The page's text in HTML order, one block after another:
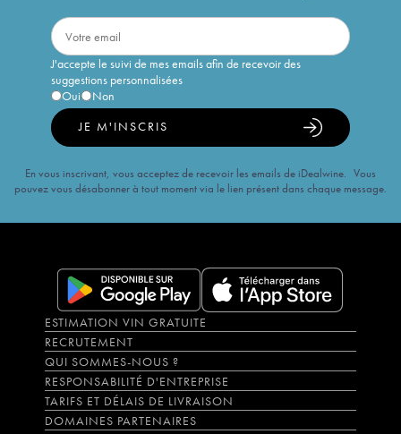
J'accepte le suivi de mes emails afin de recevoir des
suggestions personnalisées
Oui
Non
JE M'INSCRIS
En vous inscrivant, vous acceptez de recevoir les emails de iDealwine. Vous
pouvez vous désabonner à tout moment via le lien présent dans chaque message.
ESTIMATION VIN GRATUITE
RECRUTEMENT
QUI SOMMES-NOUS ?
RESPONSABILITÉ D'ENTREPRISE
TARIFS ET DÉLAIS DE LIVRAISON
DOMAINES PARTENAIRES